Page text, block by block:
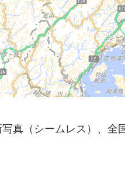
真（シームレス）、全